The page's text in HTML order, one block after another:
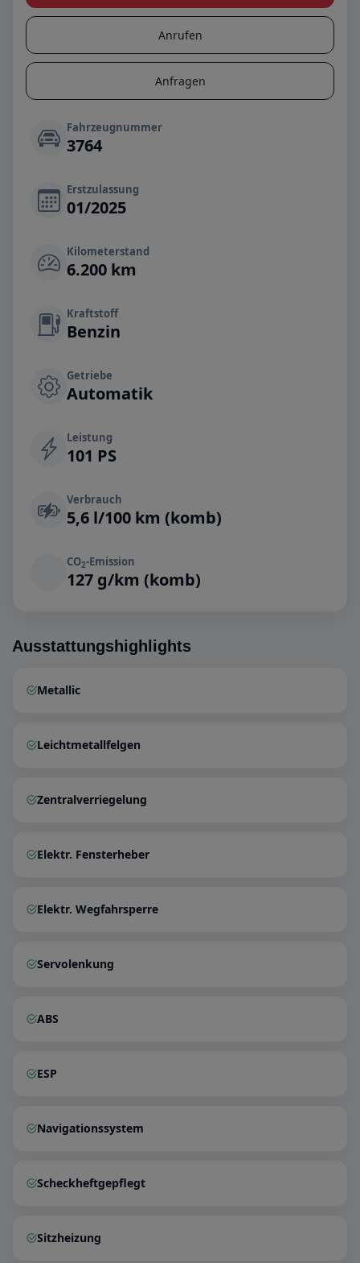
Anrufen
Anfragen
Fahrzeugnummer
3764
Erstzulassung
01/2025
Kilometerstand
6.200 km
Kraftstoff
Benzin
Getriebe
Automatik
Leistung
101 PS
Verbrauch
5,6 l/100 km (komb)
CO2-Emission
127 g/km (komb)
Ausstattungshighlights
Metallic
Leichtmetallfelgen
Zentralverriegelung
Elektr. Fensterheber
Elektr. Wegfahrsperre
Servolenkung
ABS
ESP
Navigationssystem
Scheckheftgepflegt
Sitzheizung